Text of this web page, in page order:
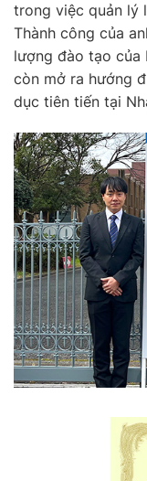
trong việc quản lý
Thành công của
lượng đào tạo của
còn mở ra hướng
dục tiên tiến tại